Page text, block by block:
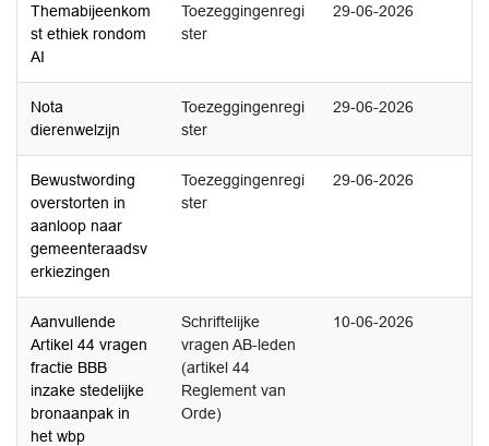
Themabijeenkom
st ethiek rondom
AI
Toezeggingenregi
ster
29-06-2026
Nota
dierenwelzijn
Toezeggingenregi
ster
29-06-2026
Bewustwording
overstorten in
aanloop naar
gemeenteraadsv
erkiezingen
Toezeggingenregi
ster
29-06-2026
Aanvullende
Artikel 44 vragen
fractie BBB
inzake stedelijke
bronaanpak in
het wbp
Schriftelijke
vragen AB-leden
(artikel 44
Reglement van
Orde)
10-06-2026